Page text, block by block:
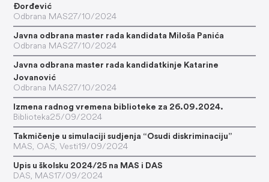
Đorđević
Odbrana MAS27/10/2024
Javna odbrana master rada kandidata Miloša Panića
Odbrana MAS27/10/2024
Javna odbrana master rada kandidatkinje Katarine
Jovanović
Odbrana MAS27/10/2024
Izmena radnog vremena biblioteke za 26.09.2024.
Biblioteka25/09/2024
Takmičenje u simulaciji sudjenja “Osudi diskriminaciju”
MAS, OAS, Vesti19/09/2024
Upis u školsku 2024/25 na MAS i DAS
DAS, MAS17/09/2024